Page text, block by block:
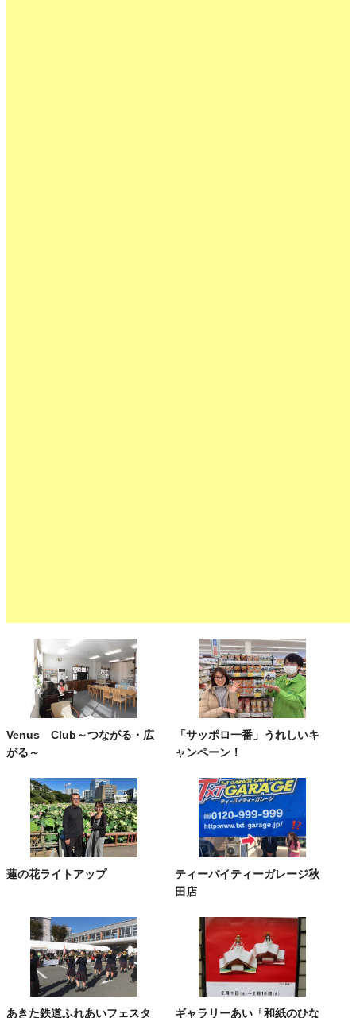
Venus Club～つながる・広
がる～
「サッポロ一番」うれしいキ
ャンペーン！
蓮の花ライトアップ
ティーバイティーガレージ秋
田店
あきた鉄道ふれあいフェスタ
ギャラリーあい「和紙のひな